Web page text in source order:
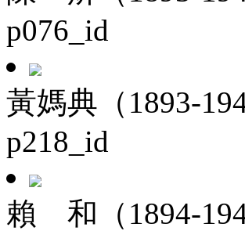
p076_id
黃媽典（1893-
p218_id
賴 和（1894-